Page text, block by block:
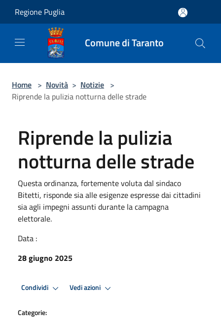
Regione Puglia
Comune di Taranto
Home > Novità > Notizie >
Riprende la pulizia notturna delle strade
Riprende la pulizia
notturna delle strade
Questa ordinanza, fortemente voluta dal sindaco
Bitetti, risponde sia alle esigenze espresse dai cittadini
sia agli impegni assunti durante la campagna
elettorale.
Data :
28 giugno 2025
Condividi Vedi azioni
Categorie: